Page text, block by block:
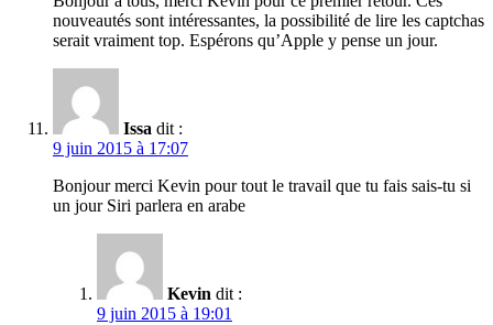
nouveautés sont intéressantes, la possibilité de lire les captchas
serait vraiment top. Espérons qu’Apple y pense un jour.
Issa dit :
9 juin 2015 à 17:07
Bonjour merci Kevin pour tout le travail que tu fais sais-tu si
un jour Siri parlera en arabe
Kevin dit :
9 juin 2015 à 19:01